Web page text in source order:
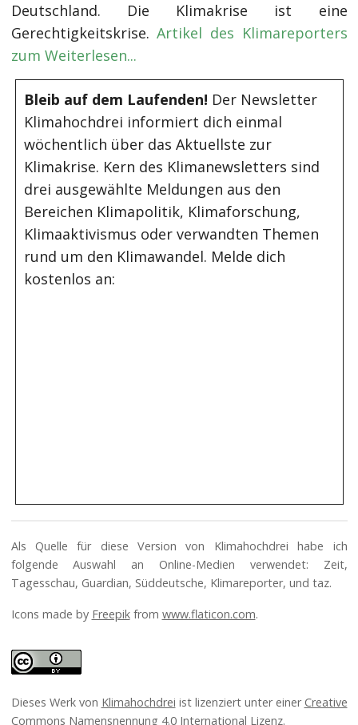
Deutschland. Die Klimakrise ist eine
Gerechtigkeitskrise.Artikel des Klimareporters
zum Weiterlesen...
Bleib auf dem Laufenden! Der Newsletter
Klimahochdrei informiert dich einmal
wöchentlich über das Aktuellste zur
Klimakrise. Kern des Klimanewsletters sind
drei ausgewählte Meldungen aus den
Bereichen Klimapolitik, Klimaforschung,
Klimaaktivismus oder verwandten Themen
rund um den Klimawandel. Melde dich
kostenlos an:
Als Quelle für diese Version von Klimahochdrei habe ich
folgende Auswahl an Online-Medien verwendet: Zeit,
Tagesschau, Guardian, Süddeutsche, Klimareporter, und taz.
Icons made by Freepikfrom www.flaticon.com.
Dieses Werk von Klimahochdrei ist lizenziert unter einer Creative
Commons Namensnennung 4.0 International Lizenz.